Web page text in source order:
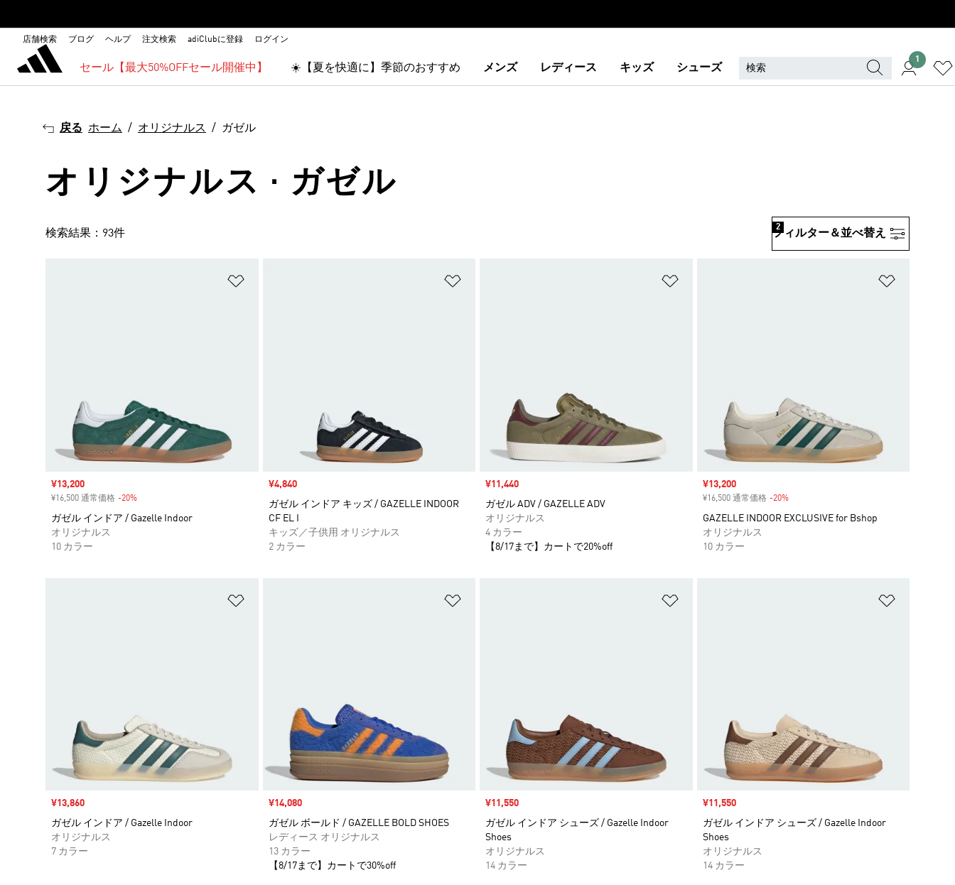
店舗検索 ブログ ヘルプ 注文検索 adiClubに登録 ログイン
セール【最大50%OFFセール開催中】 ☀️【夏を快適に】季節のおすすめ メンズ レディース キッズ シューズ
1
戻る ホーム オリジナルス ガゼル
オリジナルス · ガゼル
検索結果：93件 フィルター＆並べ替え
2
セール価格
¥13,200
¥16,500 通常価格 -20%
ガゼル インドア / Gazelle Indoor
オリジナルス
10 カラー
セール価格
¥4,840
ガゼル インドア キッズ / GAZELLE INDOOR
CF EL I
キッズ／子供用 オリジナルス
2 カラー
セール価格
¥11,440
ガゼル ADV / GAZELLE ADV
オリジナルス
4 カラー
【8/17まで】カートで20%off
セール価格
¥13,200
¥16,500 通常価格 -20%割引
GAZELLE INDOOR EXCLUSIVE for Bshop
オリジナルス
10 カラー
セール価格
¥13,860
ガゼル インドア / Gazelle Indoor
オリジナルス
7 カラー
セール価格
¥14,080
ガゼル ボールド / GAZELLE BOLD SHOES
レディース オリジナルス
13 カラー
【8/17まで】カートで30%off
セール価格
¥11,550
ガゼル インドア シューズ / Gazelle Indoor
Shoes
オリジナルス
14 カラー
セール価格
¥11,550
ガゼル インドア シューズ / Gazelle Indoor
Shoes
オリジナルス
14 カラー